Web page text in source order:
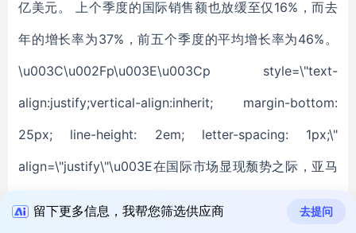
留下更多信息，我帮您筛选供应商 去提问